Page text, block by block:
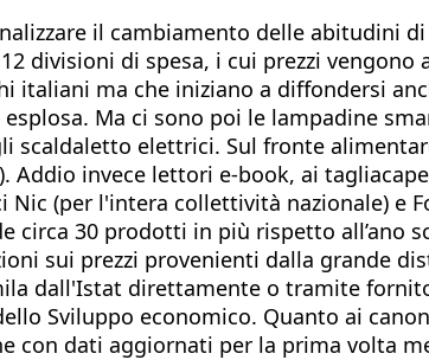
il cambiamento delle abitudini
divisioni di spesa, i cui prezzi vengono
italiani ma che iniziano a diffondersi
Ma ci sono poi le lampadine
scaldaletto elettrici. Sul fronte
invece lettori e-book, ai
(per l'intera collettività nazionale) e
circa 30 prodotti in più rispetto all’ano
sui prezzi provenienti dalla grande
dall'Istat direttamente o tramite
Sviluppo economico. Quanto ai
con dati aggiornati per la prima volta